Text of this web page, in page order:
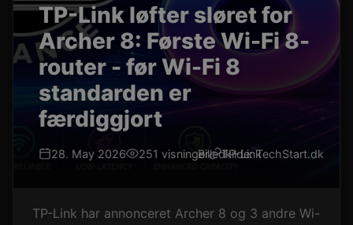
TP-Link løfter sløret for
Archer 8: Første Wi-Fi 8-
router - før Wi-Fi 8
standarden er
færdiggjort
28. May 2026 251 visninger TP-Link
Billedkilde: TechStart.dk
TP-Link har annonceret Archer 8 og 3 andre Wi-